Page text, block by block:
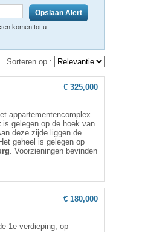
komen tot u.
Sorteren op :
€ 325,000
appartementencomplex
is gelegen op de hoek van
deze zijde liggen de
geheel is gelegen op
. Voorzieningen bevinden
€ 180,000
1e verdieping, op